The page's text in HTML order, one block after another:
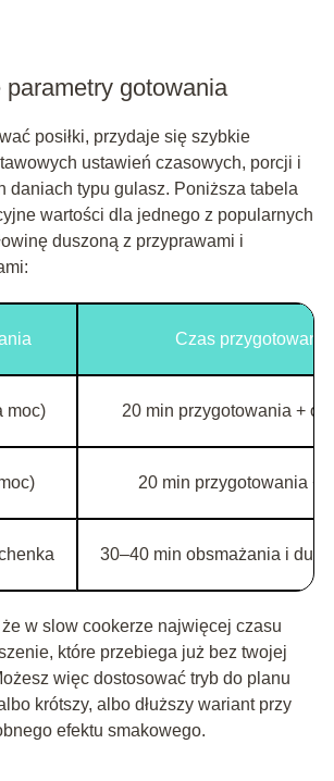
parametry gotowania
posiłki, przydaje się szybkie
ustawień czasowych, porcji i
daniach typu gulasz. Poniższa tabela
wartości dla jednego z popularnych
duszoną z przyprawami i
Czas
moc) 20 min przygotowania +
20 min przygotowania +
30–40 min obsmażania i
w slow cookerze najwięcej czasu
które przebiega już bez twojej
więc dostosować tryb do planu
krótszy, albo dłuższy wariant przy
efektu smakowego.